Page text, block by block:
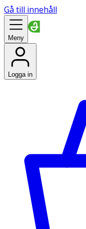
Gå till innehåll
Meny
Logga in